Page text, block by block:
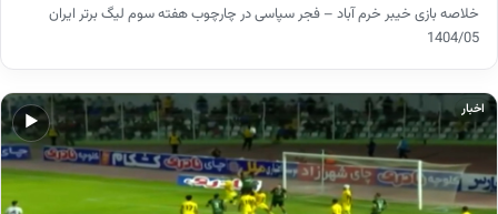
خلاصه بازی خیبر خرم آباد – فجر سپاسی در چارچوب هفته سوم لیگ برتر ایران
1404/05
▶
اخبار